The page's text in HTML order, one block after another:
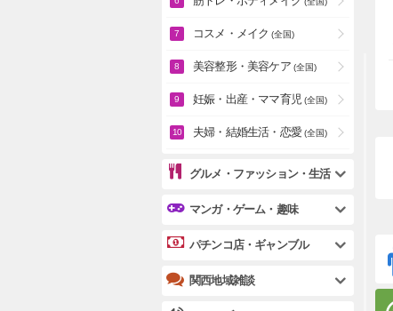
コスメ・メイク (全国)
美容整形・美容ケア (全国)
妊娠・出産・ママ育児 (全国)
夫婦・結婚生活・恋愛 (全国)
グルメ・ファッション・生活
マンガ・ゲーム・趣味
パチンコ店・ギャンブル
関西地域雑談